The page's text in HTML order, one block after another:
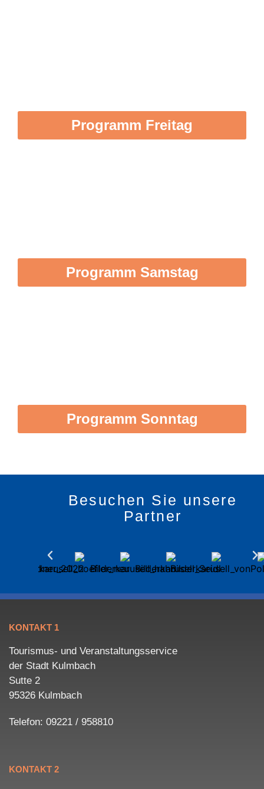
Programm Freitag
Programm Samstag
Programm Sonntag
Besuchen Sie unsere
Partner
KONTAKT 1
Tourismus- und Veranstaltungsservice
der Stadt Kulmbach
Sutte 2
95326 Kulmbach
Telefon: 09221 / 958810
KONTAKT 2